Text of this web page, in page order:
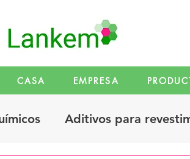
CASA EMPRESA
Aditivos para